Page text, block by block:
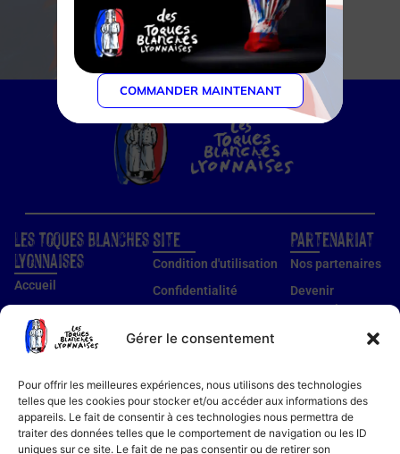
Gérer le consentement
Pour offrir les meilleures expériences, nous utilisons des technologies
telles que les cookies pour stocker et/ou accéder aux informations des
appareils. Le fait de consentir à ces technologies nous permettra de
traiter des données telles que le comportement de navigation ou les ID
uniques sur ce site. Le fait de ne pas consentir ou de retirer son
Partenariat
Nos partenaires
Devenir
partenaire
Devenir membre
Les Toques Blanches
Lyonnaises
Accueil
Guide établissements
Notre histoire
Bon cadeau
Recettes
Site
Condition d'utilisation
Confidentialité
Mentions légales
COMMANDER MAINTENANT